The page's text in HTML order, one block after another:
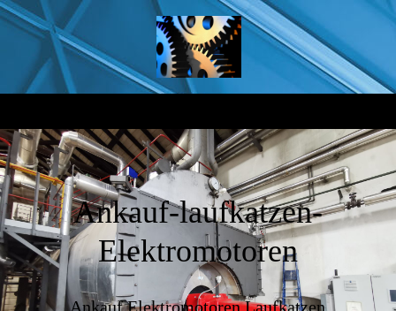
Ankauf-laufkatzen-
Elektromotoren
Ankauf Elektromotoren Laufkatzen